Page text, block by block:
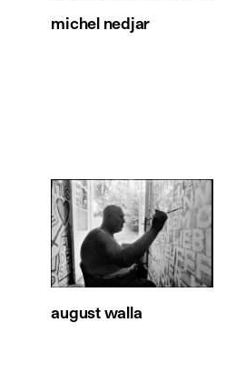
michel nedjar
august walla